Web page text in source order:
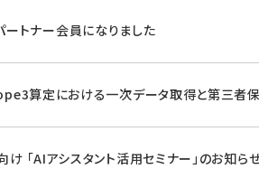
ートナー会員になりました
算定における一次データ取得と第三者
「AIアシスタント活用セミナー」のお知ら